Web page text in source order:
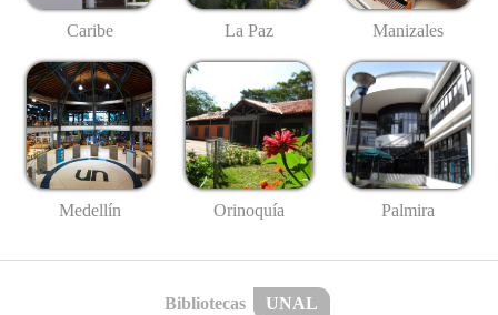
Caribe La Paz Manizales
Medellín Orinoquía Palmira
Bibliotecas UNAL